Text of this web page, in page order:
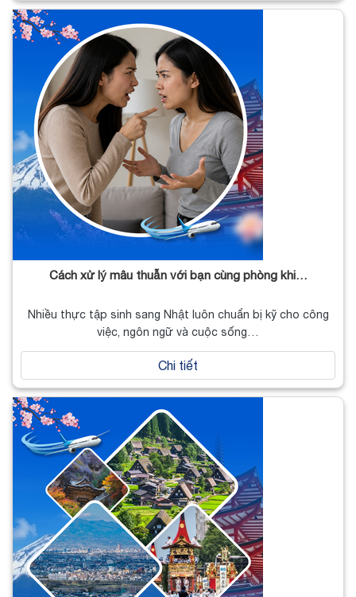
Cách xử lý mâu thuẫn với bạn cùng phòng khi…
Nhiều thực tập sinh sang Nhật luôn chuẩn bị kỹ cho công
việc, ngôn ngữ và cuộc sống…
Chi tiết